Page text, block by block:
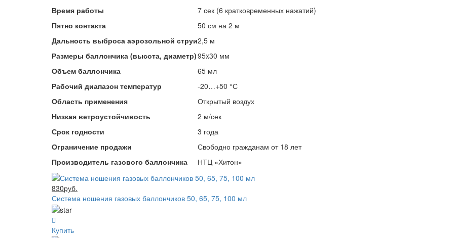
Время работы
7 сек (6 кратковременных нажатий)
Пятно контакта
50 см на 2 м
Дальность выброса аэрозольной струи2,5 м
Размеры баллончика (высота, диаметр)95x30 мм
Объем баллончика
65 мл
Рабочий диапазон температур
-20…+50 °С
Область применения
Открытый воздух
Низкая ветроустойчивость
2 м/сек
Срок годности
3 года
Ограничение продажи
Свободно гражданам от 18 лет
Производитель газового баллончика
НТЦ «Хитон»
830руб.
Система ношения газовых баллончиков 50, 65, 75, 100 мл
Купить